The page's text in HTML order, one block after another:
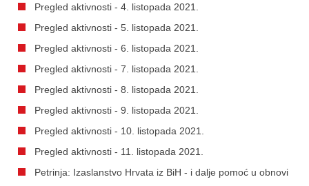
Pregled aktivnosti - 4. listopada 2021.
Pregled aktivnosti - 5. listopada 2021.
Pregled aktivnosti - 6. listopada 2021.
Pregled aktivnosti - 7. listopada 2021.
Pregled aktivnosti - 8. listopada 2021.
Pregled aktivnosti - 9. listopada 2021.
Pregled aktivnosti - 10. listopada 2021.
Pregled aktivnosti - 11. listopada 2021.
Petrinja: Izaslanstvo Hrvata iz BiH - i dalje pomoć u obnovi